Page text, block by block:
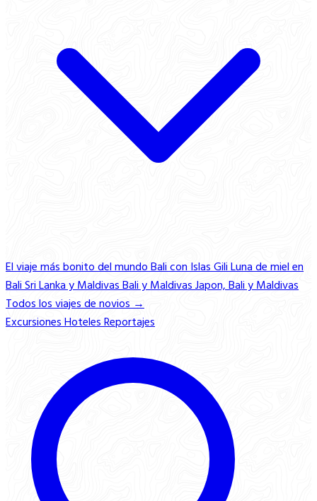
El viaje más bonito del mundoBali con Islas GiliLuna de miel en
BaliSri Lanka y MaldivasBali y MaldivasJapon, Bali y Maldivas
Todos los viajes de novios →
ExcursionesHotelesReportajes